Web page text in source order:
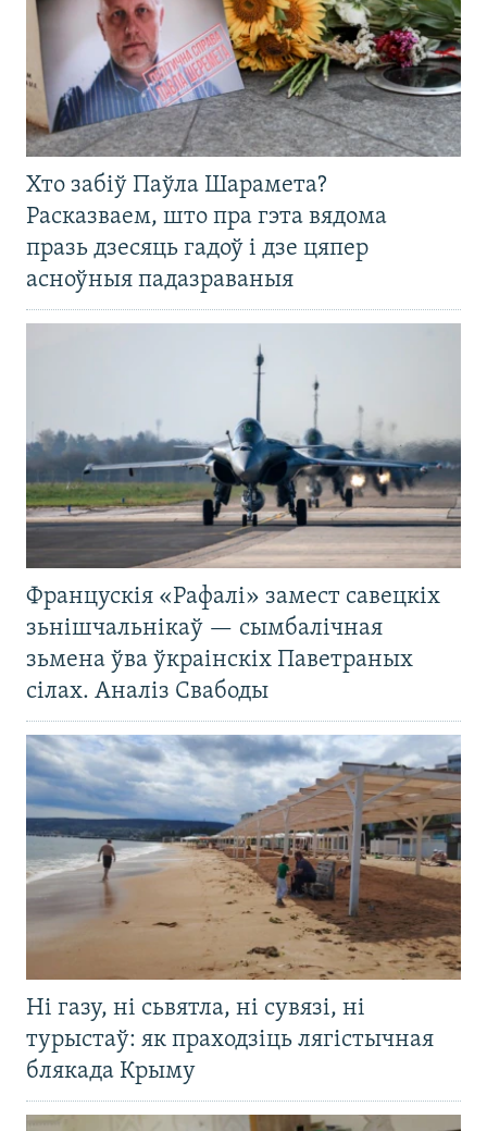
Хто забіў Паўла Шарамета?
Расказваем, што пра гэта вядома
празь дзесяць гадоў і дзе цяпер
асноўныя падазраваныя
Францускія «Рафалі» замест савецкіх
зьнішчальнікаў — сымбалічная
зьмена ўва ўкраінскіх Паветраных
сілах. Аналіз Свабоды
Ні газу, ні сьвятла, ні сувязі, ні
турыстаў: як праходзіць лягістычная
блякада Крыму